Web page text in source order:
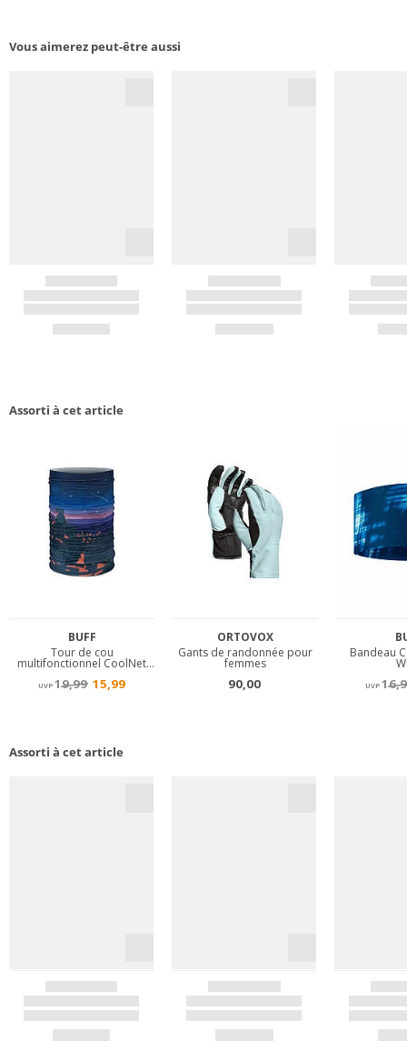
Vous aimerez peut-être aussi
Assorti à cet article
Assorti à cet article